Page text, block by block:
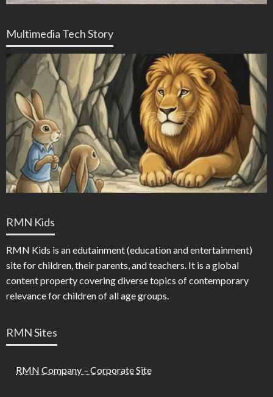
Multimedia Tech Story
RMN Kids
RMN Kids is an edutainment (education and entertainment)
site for children, their parents, and teachers. It is a global
content property covering diverse topics of contemporary
relevance for children of all age groups.
RMN Sites
RMN Company – Corporate Site